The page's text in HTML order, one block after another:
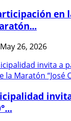
en
May 26, 2026